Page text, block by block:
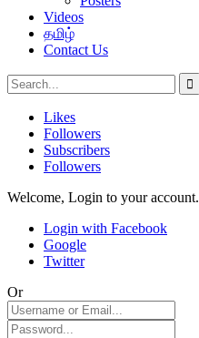
Videos
தமிழ்
Contact Us
Likes
Followers
Subscribers
Followers
Welcome, Login to your account.
Login with Facebook
Google
Twitter
Or